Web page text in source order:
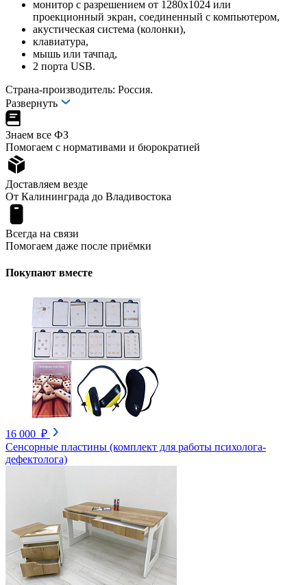
монитор с разрешением от 1280х1024 или
проекционный экран, соединенный с компьютером,
акустическая система (колонки),
клавиатура,
мышь или тачпад,
2 порта USB.
Страна-производитель: Россия.
Развернуть
Знаем все ФЗ
Помогаем с нормативами и бюрократией
Доставляем везде
От Калининграда до Владивостока
Всегда на связи
Помогаем даже после приёмки
Покупают вместе
16 000 ₽
Сенсорные пластины (комплект для работы психолога-
дефектолога)